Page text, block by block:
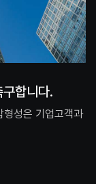
합니다.
형성은 기업고객과